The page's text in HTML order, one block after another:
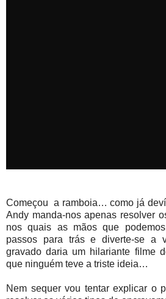
Começou a ramboia… como já
Andy manda-nos apenas resolver
nos quais as mãos que
passos para trás e diverte-se a
gravado daria um hilariante filme
que ninguém teve a triste ideia…
Nem sequer vou tentar explicar o